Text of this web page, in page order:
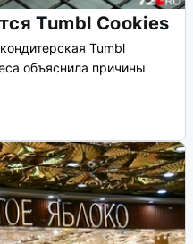
Tumbl Cookies
Tumbl
объяснила причины